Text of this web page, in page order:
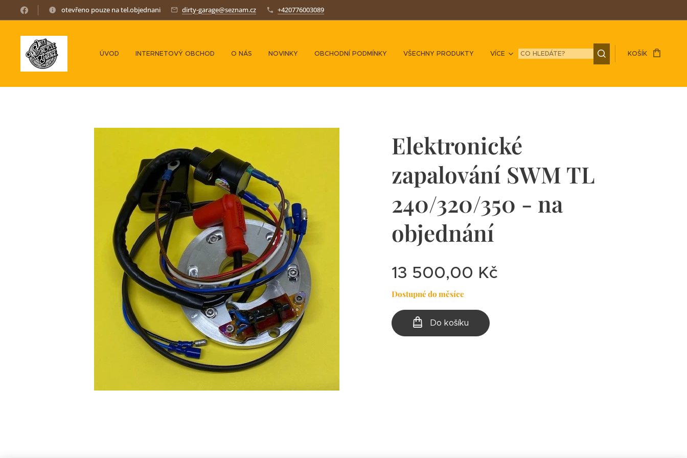
otevřeno pouze na tel.objednani dirty-garage@seznam.cz +420776003089
ÚVOD INTERNETOVÝ OBCHOD O NÁS NOVINKY OBCHODNÍ PODMÍNKY VŠECHNY PRODUKTY VÍCE KOŠÍK
Elektronické
zapalování SWM TL
240/320/350 - na
objednání
13 500,00 Kč
Dostupné do měsíce
Do košíku